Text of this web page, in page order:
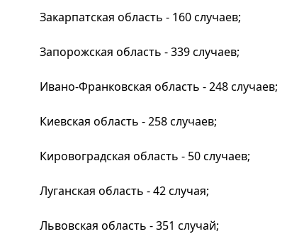
Закарпатская область - 160 случаев;
Запорожская область - 339 случаев;
Ивано-Франковская область - 248 случаев;
Киевская область - 258 случаев;
Кировоградская область - 50 случаев;
Луганская область - 42 случая;
Львовская область - 351 случай;